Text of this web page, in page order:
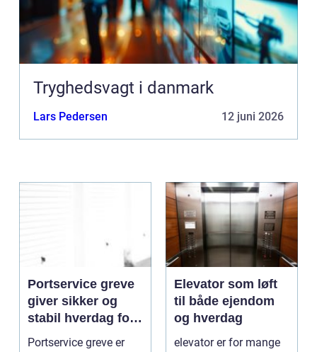
Tryghedsvagt i danmark
Lars Pedersen 12 juni 2026
Portservice greve
giver sikker og
stabil hverdag for
porte
Portservice greve er
Elevator som løft
til både ejendom
og hverdag
elevator er for mange